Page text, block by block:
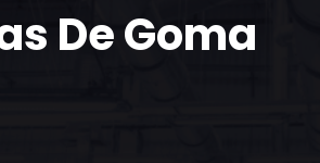
De Goma